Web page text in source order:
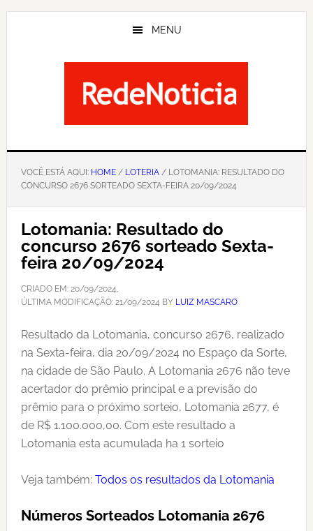
Skip
MENU
VOCÊ ESTÁ AQUI: HOME/ LOTERIA/ LOTOMANIA: RESULTADO DO
CONCURSO 2676 SORTEADO SEXTA-FEIRA 20/09/2024
Lotomania: Resultado do
concurso 2676 sorteado Sexta-
feira 20/09/2024
CRIADO EM: 20/09/2024,
ÚLTIMA MODIFICAÇÃO: 21/09/2024 BY LUIZ MASCARO
Resultado da Lotomania, concurso 2676, realizado
na Sexta-feira, dia 20/09/2024 no Espaço da Sorte,
na cidade de São Paulo. A Lotomania 2676 não teve
acertador do prêmio principal e a previsão do
prêmio para o próximo sorteio, Lotomania 2677, é
de R$ 1.100.000,00. Com este resultado a
Lotomania esta acumulada ha 1 sorteio
Veja também: Todos os resultados da Lotomania
Números Sorteados Lotomania 2676